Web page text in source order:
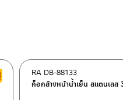
สินค้าลดราคา เคลียร์สต็อก
ก็อกล้างหน้าน้ำเย็น สแตนเลส
RA DB-88133